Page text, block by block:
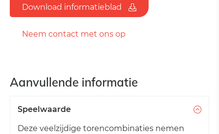
Download informatieblad
Neem contact met ons op
Aanvullende informatie
Speelwaarde
Deze veelzijdige torencombinaties nemen